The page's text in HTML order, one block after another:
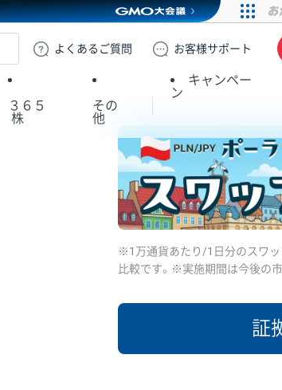
GMOクリック証券
よくある ご質問 お客様サポート
３６５
株
その
他
キャンペー
ン
※1万通貨あたり/1日分のスワッ
比較です。※実施期間は今後の
証